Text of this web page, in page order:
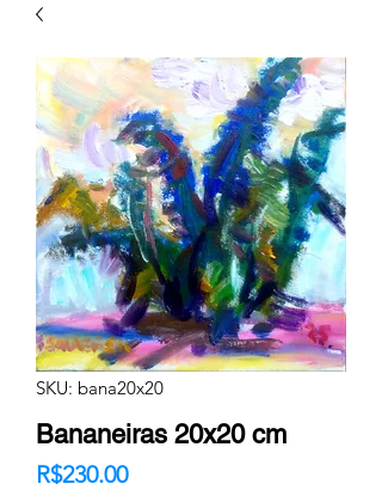
SKU: bana20x20
Bananeiras 20x20 cm
R$230.00Price